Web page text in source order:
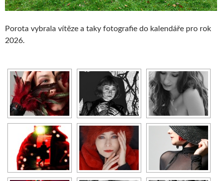
Porota vybrala vítěze a taky fotografie do kalendáře pro rok
2026.